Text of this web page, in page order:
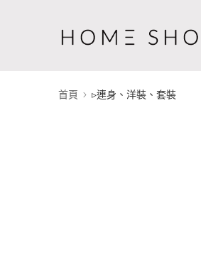
首頁 ▹連身、洋裝、套裝